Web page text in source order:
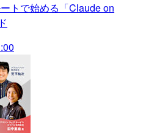
トで始める「Claude on